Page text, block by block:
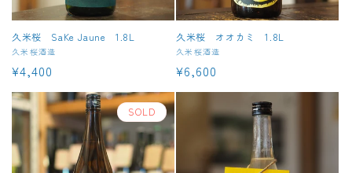
久米桜 SaKe Jaune 1.8L
販
売
久米桜酒造
通
常
価
格
¥4,400
久米桜 オオカミ 1.8L
販
売
久米桜酒造
通
常
¥6,600
SOLD